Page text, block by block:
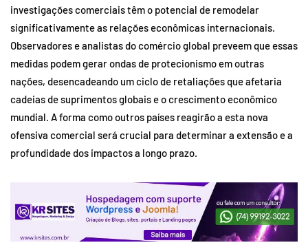
investigações comerciais têm o potencial de remodelar
significativamente as relações econômicas internacionais.
Observadores e analistas do comércio global preveem que essas
medidas podem gerar ondas de protecionismo em outras
nações, desencadeando um ciclo de retaliações que afetaria
cadeias de suprimentos globais e o crescimento econômico
mundial. A forma como outros países reagirão a esta nova
ofensiva comercial será crucial para determinar a extensão e a
profundidade dos impactos a longo prazo.